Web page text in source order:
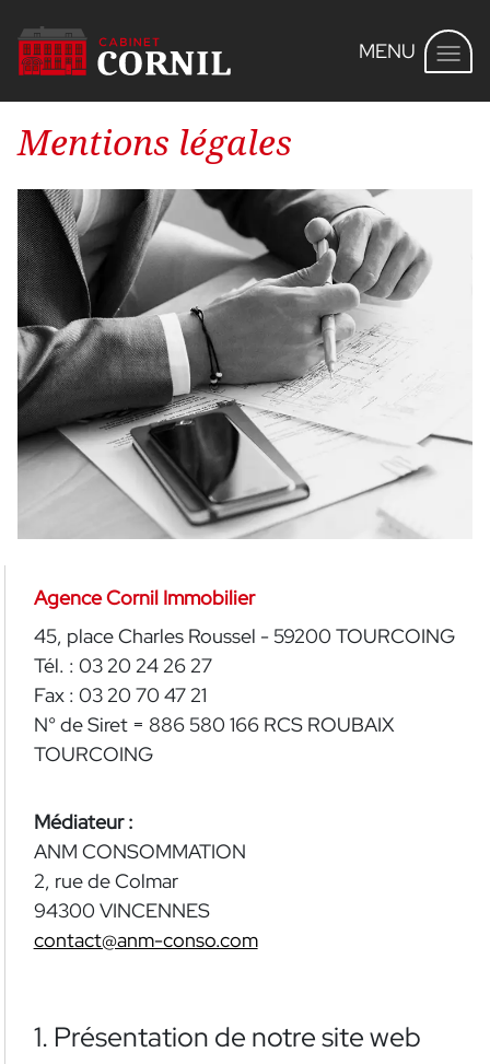
MENU
Mentions légales
Agence Cornil Immobilier
45, place Charles Roussel - 59200 TOURCOING
Tél. : 03 20 24 26 27
Fax : 03 20 70 47 21
N° de Siret = 886 580 166 RCS ROUBAIX
TOURCOING
Médiateur :
ANM CONSOMMATION
2, rue de Colmar
94300 VINCENNES
contact@anm-conso.com
1. Présentation de notre site web